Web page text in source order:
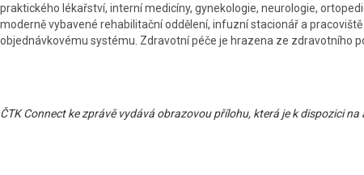
praktického lékařství, interní medicíny, gynekologie, neurologie,
moderně vybavené rehabilitační oddělení, infuzní stacionář a
objednávkovému systému. Zdravotní péče je hrazena ze zdravotního
ČTK Connect ke zprávě vydává obrazovou přílohu, která je k dispozici na